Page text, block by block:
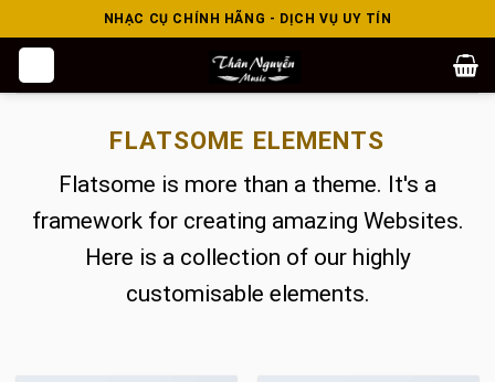
to
NHẠC CỤ CHÍNH HÃNG - DỊCH VỤ UY TÍN
FLATSOME ELEMENTS
Flatsome is more than a theme. It's a
framework for creating amazing Websites.
Here is a collection of our highly
customisable elements.